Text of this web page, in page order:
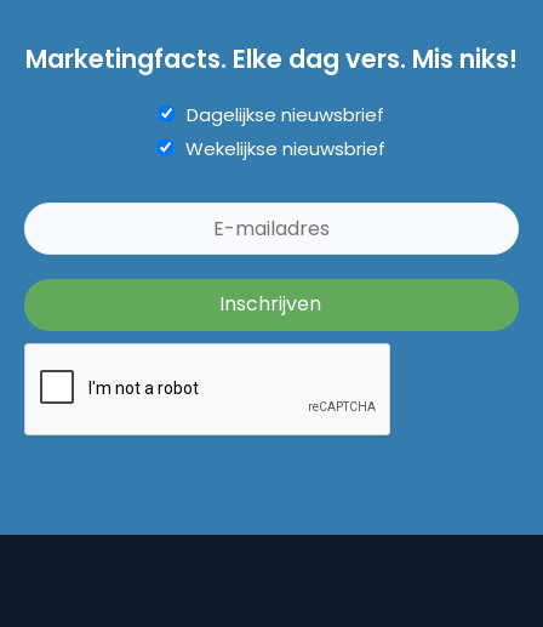
Marketingfacts. Elke dag vers. Mis niks!
Dagelijkse nieuwsbrief
Wekelijkse nieuwsbrief